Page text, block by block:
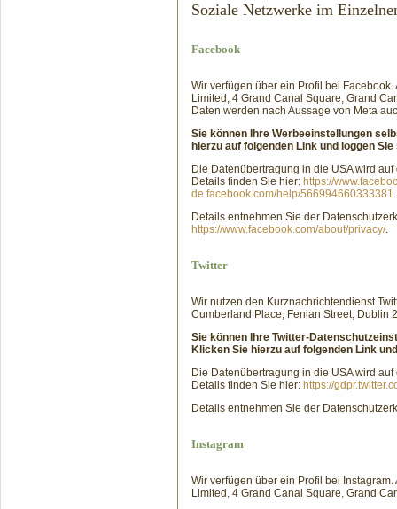
Soziale Netzwerke im
Facebook
Wir verfügen über ein Profil bei
Limited, 4 Grand Canal Square, Grand
Daten werden nach Aussage von Meta
Sie können Ihre Werbeeinstellungen
hierzu auf folgenden Link und loggen
Die Datenübertragung in die USA wird
Details finden Sie hier: https://
de.facebook.com/help/566994660333381.
Details entnehmen Sie der
https://www.facebook.com/about/privacy/.
Twitter
Wir nutzen den Kurznachrichtendienst
Cumberland Place, Fenian Street, Dublin
Sie können Ihre Twitter-
Klicken Sie hierzu auf folgenden Link
Die Datenübertragung in die USA wird
Details finden Sie hier: https://
Details entnehmen Sie der
Instagram
Wir verfügen über ein Profil bei
Limited, 4 Grand Canal Square, Grand